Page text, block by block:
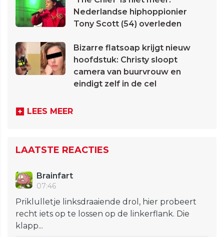
Nederlandse hiphoppionier
Tony Scott (54) overleden
Bizarre flatsoap krijgt nieuw
hoofdstuk: Christy sloopt
camera van buurvrouw en
eindigt zelf in de cel
LEES MEER
LAATSTE REACTIES
Brainfart
07:46
Priklulletje linksdraaiende drol, hier probeert
recht iets op te lossen op de linkerflank. Die
klapp...